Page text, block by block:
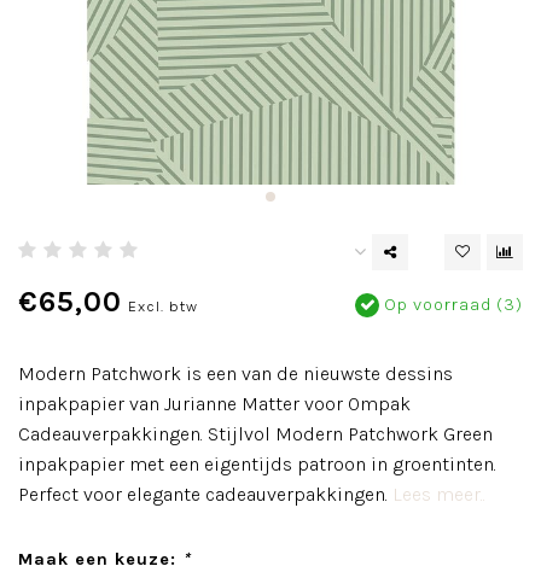
€65,00 Excl. btw Op voorraad (3)
Modern Patchwork is een van de nieuwste dessins
inpakpapier van Jurianne Matter voor Ompak
Cadeauverpakkingen. Stijlvol Modern Patchwork Green
inpakpapier met een eigentijds patroon in groentinten.
Perfect voor elegante cadeauverpakkingen. Lees meer..
Maak een keuze: *